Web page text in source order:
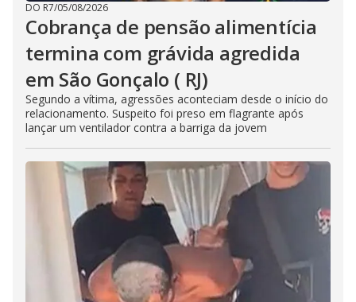
DO R7/05/08/2026
Cobrança de pensão alimentícia
termina com grávida agredida
em São Gonçalo ( RJ)
Segundo a vítima, agressões aconteciam desde o início do
relacionamento. Suspeito foi preso em flagrante após
lançar um ventilador contra a barriga da jovem